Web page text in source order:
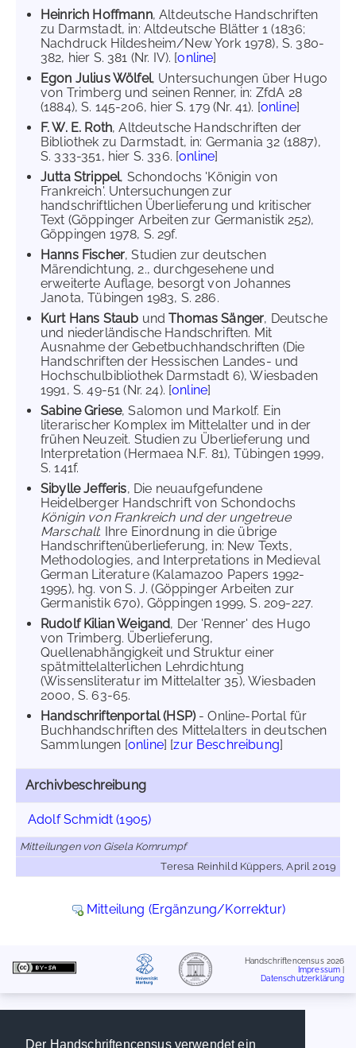
Der Handschriftencensus verwendet ein
Heinrich Hoffmann, Altdeutsche Handschriften
zu Darmstadt, in: Altdeutsche Blätter 1 (1836;
Nachdruck Hildesheim/New York 1978), S. 380-
382, hier S. 381 (Nr. IV). [online]
Egon Julius Wölfel, Untersuchungen über Hugo
von Trimberg und seinen Renner, in: ZfdA 28
(1884), S. 145-206, hier S. 179 (Nr. 41). [online]
F. W. E. Roth, Altdeutsche Handschriften der
Bibliothek zu Darmstadt, in: Germania 32 (1887),
S. 333-351, hier S. 336. [online]
Jutta Strippel, Schondochs 'Königin von
Frankreich'. Untersuchungen zur
handschriftlichen Überlieferung und kritischer
Text (Göppinger Arbeiten zur Germanistik 252),
Göppingen 1978, S. 29f.
Hanns Fischer, Studien zur deutschen
Märendichtung, 2., durchgesehene und
erweiterte Auflage, besorgt von Johannes
Janota, Tübingen 1983, S. 286.
Kurt Hans Staub undThomas Sänger, Deutsche
und niederländische Handschriften. Mit
Ausnahme der Gebetbuchhandschriften (Die
Handschriften der Hessischen Landes- und
Hochschulbibliothek Darmstadt 6), Wiesbaden
1991, S. 49-51 (Nr. 24). [online]
Sabine Griese, Salomon und Markolf. Ein
literarischer Komplex im Mittelalter und in der
frühen Neuzeit. Studien zu Überlieferung und
Interpretation (Hermaea N.F. 81), Tübingen 1999,
S. 141f.
Sibylle Jefferis, Die neuaufgefundene
Heidelberger Handschrift von Schondochs
Königin von Frankreich und der ungetreue
Marschall: Ihre Einordnung in die übrige
Handschriftenüberlieferung, in: New Texts,
Methodologies, and Interpretations in Medieval
German Literature (Kalamazoo Papers 1992-
1995), hg. von S. J. (Göppinger Arbeiten zur
Germanistik 670), Göppingen 1999, S. 209-227.
Rudolf Kilian Weigand, Der 'Renner' des Hugo
von Trimberg. Überlieferung,
Quellenabhängigkeit und Struktur einer
spätmittelalterlichen Lehrdichtung
(Wissensliteratur im Mittelalter 35), Wiesbaden
2000, S. 63-65.
Handschriftenportal (HSP)- Online-Portal für
Buchhandschriften des Mittelalters in deutschen
Sammlungen [online] [zur Beschreibung]
Archivbeschreibung
Adolf Schmidt (1905)
Mitteilungen von Gisela Kornrumpf
Teresa Reinhild Küppers, April 2019
Mitteilung (Ergänzung/Korrektur)
Handschriftencensus 2026
Impressum
Datenschutzerklärung